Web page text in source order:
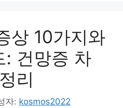
상 10가지와
: 건망증 차
리
자: kosmos2022